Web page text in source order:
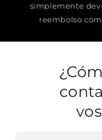
simplemente
reembolso